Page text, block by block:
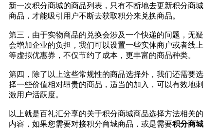
新一次积分商城的商品列表，只有不断地去更新积分商城
商品，才能吸引用户不断去获取积分来兑换商品。
第三，由于实物商品的兑换会涉及一个快递的问题，无疑
会增加企业的负担，我们可以设置一些实体商户或者线上
等虚拟优惠券，不仅节约了成本，更丰富的商品种类。
第四，除了以上这些常规性的商品选择外，我们还需要选
择一些价值相对昂贵的商品，适当的加入，可以有效地刺
激用户活跃度。
以上就是百礼汇分享的关于积分商城商品选择方法相关的
内容，如果您需要对接积分商城商品，或是需要积分商城